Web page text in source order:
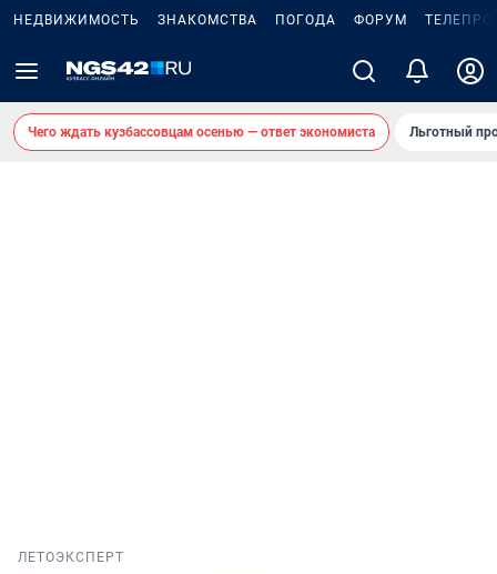
НЕДВИЖИМОСТЬ ЗНАКОМСТВА ПОГОДА ФОРУМ
Чего ждать кузбассовцам осенью — ответ экономиста Льготный
ЛЕТОЭКСПЕРТ